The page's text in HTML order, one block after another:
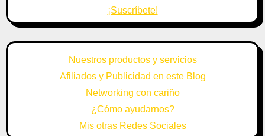
¡Suscríbete!
Nuestros productos y servicios
Afiliados y Publicidad en este Blog
Networking con cariño
¿Cómo ayudarnos?
Mis otras Redes Sociales